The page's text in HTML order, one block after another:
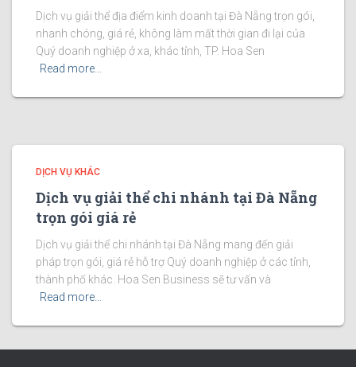
Dịch vụ giải thể địa điểm kinh doanh tại Đà Nẵng trọn gói,
nhanh chóng, giá rẻ, không làm mất thời gian đi lại của
Quý doanh nghiệp ở xa, khác tỉnh, TP. Hoa Sen
Read more…
DỊCH VỤ KHÁC
Dịch vụ giải thể chi nhánh tại Đà Nẵng
trọn gói giá rẻ
Dịch vụ giải thể chi nhánh tại Đà Nẵng mang đến giải
pháp trọn gói, giá rẻ hỗ trợ Quý doanh nghiệp ở các tỉnh,
thành phố khác. Hoa Sen Business sẽ tư vấn và
Read more…